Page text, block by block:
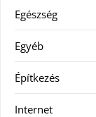
Egészség
Egyéb
Építkezés
Internet